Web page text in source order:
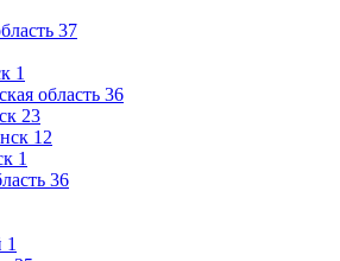
37
1
область 36
23
12
1
36
1